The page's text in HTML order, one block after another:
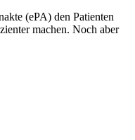
(ePA) den Patienten
machen. Noch aber